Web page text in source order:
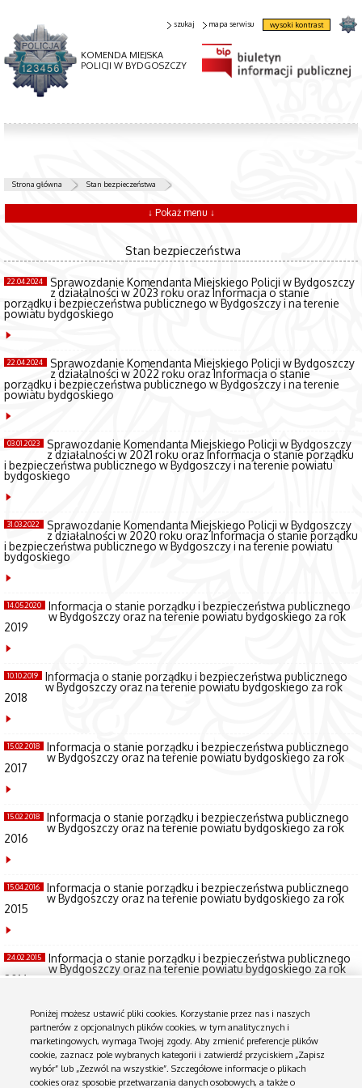
KOMENDA MIEJSKA
POLICJI W BYDGOSZCZY
szukaj mapa serwisu wysoki kontrast
Strona główna Stan bezpieczeństwa
↓ Pokaż menu ↓
Stan bezpieczeństwa
22.04.2024 Sprawozdanie Komendanta Miejskiego Policji w Bydgoszczy
z działalności w 2023 roku oraz Informacja o stanie
porządku i bezpieczeństwa publicznego w Bydgoszczy i na terenie
powiatu bydgoskiego
22.04.2024 Sprawozdanie Komendanta Miejskiego Policji w Bydgoszczy
z działalności w 2022 roku oraz Informacja o stanie
porządku i bezpieczeństwa publicznego w Bydgoszczy i na terenie
powiatu bydgoskiego
03.01.2023 Sprawozdanie Komendanta Miejskiego Policji w Bydgoszczy
z działalności w 2021 roku oraz Informacja o stanie porządku
i bezpieczeństwa publicznego w Bydgoszczy i na terenie powiatu
bydgoskiego
31.03.2022 Sprawozdanie Komendanta Miejskiego Policji w Bydgoszczy
z działalności w 2020 roku oraz Informacja o stanie porządku
i bezpieczeństwa publicznego w Bydgoszczy i na terenie powiatu
bydgoskiego
14.05.2020 Informacja o stanie porządku i bezpieczeństwa publicznego
w Bydgoszczy oraz na terenie powiatu bydgoskiego za rok
2019
10.10.2019 Informacja o stanie porządku i bezpieczeństwa publicznego
w Bydgoszczy oraz na terenie powiatu bydgoskiego za rok
2018
15.02.2018 Informacja o stanie porządku i bezpieczeństwa publicznego
w Bydgoszczy oraz na terenie powiatu bydgoskiego za rok
2017
15.02.2018 Informacja o stanie porządku i bezpieczeństwa publicznego
w Bydgoszczy oraz na terenie powiatu bydgoskiego za rok
2016
15.04.2016 Informacja o stanie porządku i bezpieczeństwa publicznego
w Bydgoszczy oraz na terenie powiatu bydgoskiego za rok
2015
24.02.2015 Informacja o stanie porządku i bezpieczeństwa publicznego
w Bydgoszczy oraz na terenie powiatu bydgoskiego za rok
2014
1
2
>
Poniżej możesz ustawić pliki cookies. Korzystanie przez nas i naszych
partnerów z opcjonalnych plików cookies, w tym analitycznych i
marketingowych, wymaga Twojej zgody. Aby zmienić preferencje plików
cookie, zaznacz pole wybranych kategorii i zatwierdź przyciskiem „Zapisz
wybór” lub „Zezwól na wszystkie”. Szczegółowe informacje o plikach
cookies oraz sposobie przetwarzania danych osobowych, a także o